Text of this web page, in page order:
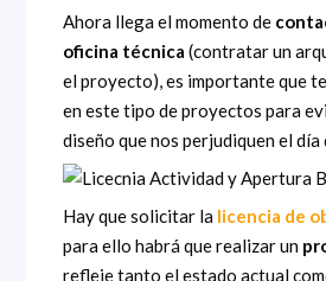
Ahora llega el momento de
oficina técnica (contratar un
el proyecto), es importante que
en este tipo de proyectos para
diseño que nos perjudiquen el día
Hay que solicitar la licencia de
para ello habrá que realizar un
refleje tanto el estado actual